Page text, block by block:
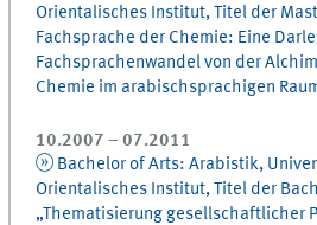
Orientalisches Institut, Titel der
Fachsprache der Chemie: Eine
Fachsprachenwandel von der
Chemie im arabischsprachigen
10.2007 – 07.2011
Bachelor of Arts: Arabistik,
Orientalisches Institut, Titel der
„Thematisierung gesellschaftlicher